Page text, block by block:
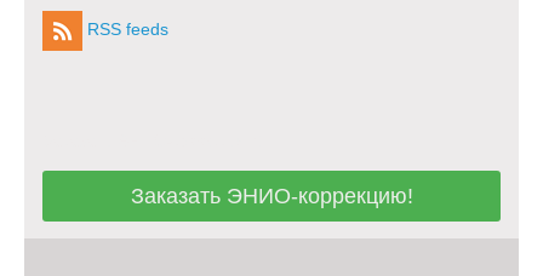
RSS feeds
Заказать ЭНИО-коррекцию!